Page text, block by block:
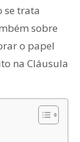
se trata
sobre
o papel
na Cláusula